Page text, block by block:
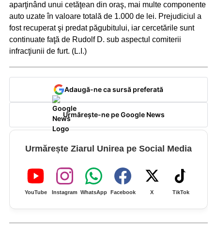
aparţinând unui cetăţean din oraş, mai multe componente
auto uzate în valoare totală de 1.000 de lei. Prejudiciul a
fost recuperat şi predat păgubitului, iar cercetările sunt
continuate faţă de Rudolf D. sub aspectul comiterii
infracţiunii de furt. (L.I.)
Adaugă-ne ca sursă preferată
Urmărește-ne pe Google News
Urmărește Ziarul Unirea pe Social Media
YouTube Instagram WhatsApp Facebook X TikTok